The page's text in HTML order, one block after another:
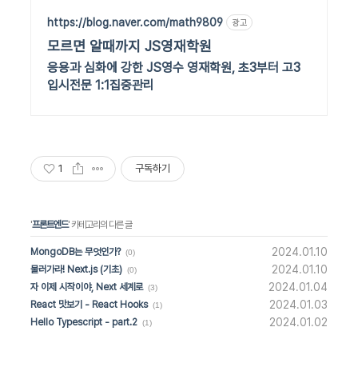
https://blog.naver.com/math9809 광고
모르면 알때까지 JS영재학원
응용과 심화에 강한 JS영수 영재학원, 초3부터 고3
입시전문 1:1집중관리
1 구독하기
'프론트엔드' 카테고리의 다른 글
MongoDB는 무엇인가? (0) 2024.01.10
물러가라! Next.js (기초) (0) 2024.01.10
자 이제 시작이야, Next 세계로 (3) 2024.01.04
React 맛보기 - React Hooks (1) 2024.01.03
Hello Typescript - part.2 (1) 2024.01.02